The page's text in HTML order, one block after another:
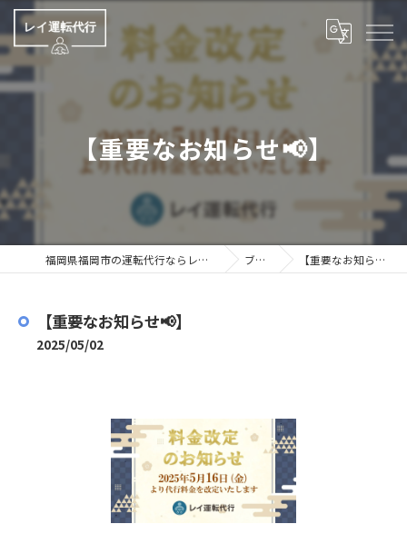
【重要なお知らせ📢】
福岡県福岡市の運転代行ならレイ運転代行 ブログ 【重要なお知らせ📢】
【重要なお知らせ📢】
2025/05/02